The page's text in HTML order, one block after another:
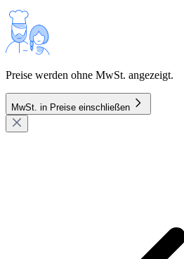
Preise werden ohne MwSt. angezeigt.
MwSt. in Preise einschließen